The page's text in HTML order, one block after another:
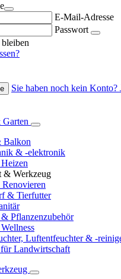
E-Mail-Adresse
Passwort
Sie haben noch kein Konto?
Balkon
& -elektronik
& Werkzeug
& Tierfutter
Pflanzenzubehör
Luftentfeuchter & -
Landwirtschaft